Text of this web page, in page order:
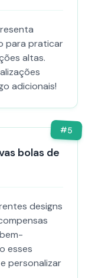
para praticar
altas.
adicionais!
#5
bolas de
designs
esses
personalizar